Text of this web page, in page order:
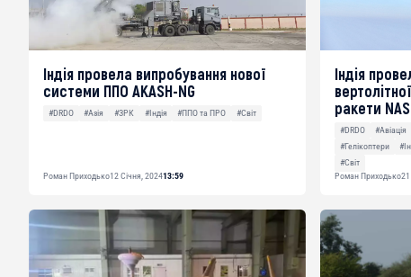
Індія провела випробування нової
системи ППО AKASH-NG
#DRDO #Азія #ЗРК #Індія #ППО та ПРО #Світ
Роман Приходько12 Січня, 202413:59
Індія
ракети
#DRDO #Авіація
#Гелікоптери
#Світ
Роман Приходько